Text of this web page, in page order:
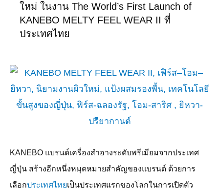
ใหม่ ในงาน The World’s First Launch of
KANEBO MELTY FEEL WEAR II ที่
ประเทศไทย
KANEBO แบรนด์เครื่องสำอางระดับพรีเมียมจากประเทศ
ญี่ปุ่น สร้างอีกหนึ่งหมุดหมายสำคัญของแบรนด์ ด้วยการ
เลือกประเทศไทยเป็นประเทศแรกของโลกในการเปิดตัว